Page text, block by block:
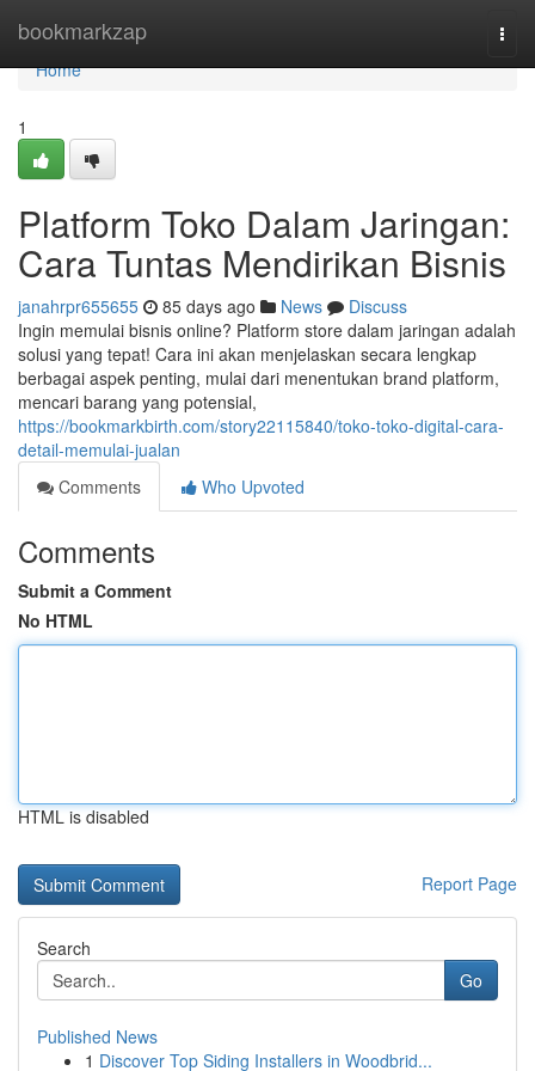
bookmarkzap
Home
Home
1
Platform Toko Dalam Jaringan:
Cara Tuntas Mendirikan Bisnis
janahrpr655655 85 days ago News
Discuss
Ingin memulai bisnis online? Platform store dalam jaringan adalah
solusi yang tepat! Cara ini akan menjelaskan secara lengkap
berbagai aspek penting, mulai dari menentukan brand platform,
mencari barang yang potensial,
https://bookmarkbirth.com/story22115840/toko-toko-digital-cara-
detail-memulai-jualan
Comments
Who Upvoted
Comments
Submit a Comment
No HTML
HTML is disabled
Report Page
Search
Go
Published News
1 Discover Top Siding Installers in Woodbrid...